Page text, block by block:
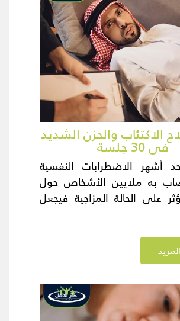
الاكتئاب والحزن الشديد
فى 30 جلسة
أشهر الاضطرابات النفسية
به ملايين الأشخاص حول
على الحالة المزاجية فيجعل